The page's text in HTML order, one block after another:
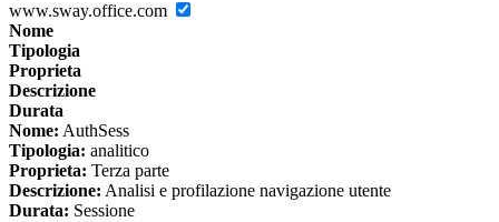
www.sway.office.com
Nome
Tipologia
Proprieta
Descrizione
Durata
Nome: AuthSess
Tipologia: analitico
Proprieta: Terza parte
Descrizione: Analisi e profilazione navigazione utente
Durata: Sessione